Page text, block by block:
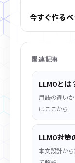
今すぐ作る
関連記事
LLMOとは
用語の違い
はここから
LLMO対策
本文設計か